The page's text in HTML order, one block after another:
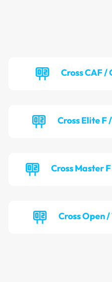
Cross CAF /
Cross Elite F
Cross Master
Cross Open /